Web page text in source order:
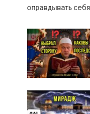
оправдывать себя